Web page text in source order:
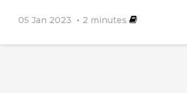
05 Jan 2023 2 minutes